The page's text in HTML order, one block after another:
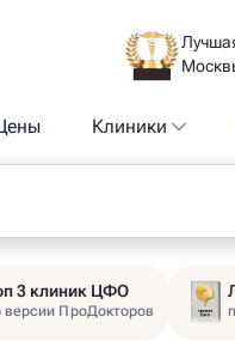
Клиники
3 клиник ЦФО
версии ПроДокторов